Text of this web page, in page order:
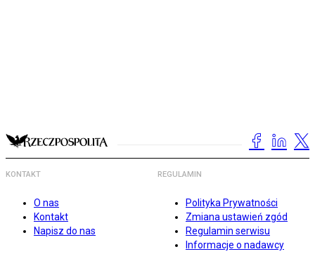
KONTAKT
O nas
Kontakt
Napisz do nas
REGULAMIN
Polityka Prywatności
Zmiana ustawień zgód
Regulamin serwisu
Informacje o nadawcy